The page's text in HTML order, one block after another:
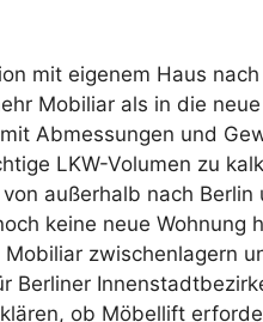
mit eigenem Haus
Mobiliar als in die
Abmessungen und
LKW-Volumen zu
außerhalb nach
keine neue Wohnung
zwischenlagern
Berliner
ob Möbellift